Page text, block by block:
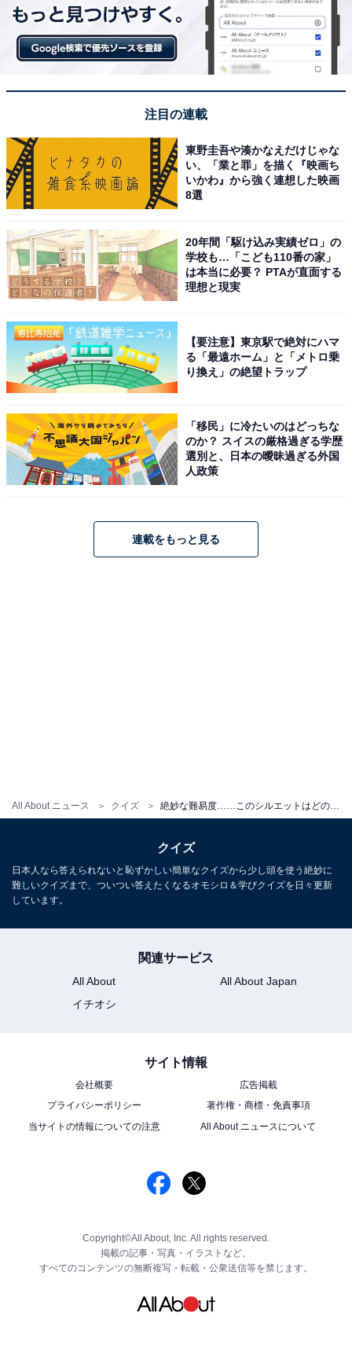
All About ニュース クイズ 絶妙な難易度……このシルエットはどの都道府県でしょう？ 【都道府県クイズ】
注目の連載
東野圭吾や湊かなえだけじゃな
い、「業と罪」を描く『映画ち
いかわ』から強く連想した映画
8選
20年間「駆け込み実績ゼロ」の
学校も…「こども110番の家」
は本当に必要？ PTAが直面する
理想と現実
【要注意】東京駅で絶対にハマ
る「最遠ホーム」と「メトロ乗
り換え」の絶望トラップ
「移民」に冷たいのはどっちな
のか？ スイスの厳格過ぎる学歴
選別と、日本の曖昧過ぎる外国
人政策
連載をもっと見る
クイズ
日本人なら答えられないと恥ずかしい簡単なクイズから少し頭を使う絶妙に
難しいクイズまで、ついつい答えたくなるオモシロ＆学びクイズを日々更新
しています。
関連サービス
All About
All About Japan
イチオシ
サイト情報
会社概要
広告掲載
プライバシーポリシー
著作権・商標・免責事項
当サイトの情報についての注意
All About ニュースについて
Copyright©All About, Inc. All rights reserved.
掲載の記事・写真・イラストなど、
すべてのコンテンツの無断複写・転載・公衆送信等を禁じます。